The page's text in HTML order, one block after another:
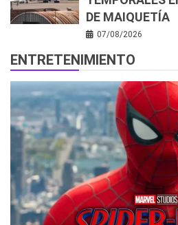
DE MAIQUETÍA
07/08/2026
ENTRETENIMIENTO